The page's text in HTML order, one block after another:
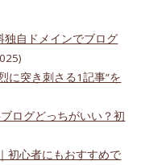
独自ドメインでブログ
に突き刺さる1記事”を
ログどっちがいい？初
初心者にもおすすめで